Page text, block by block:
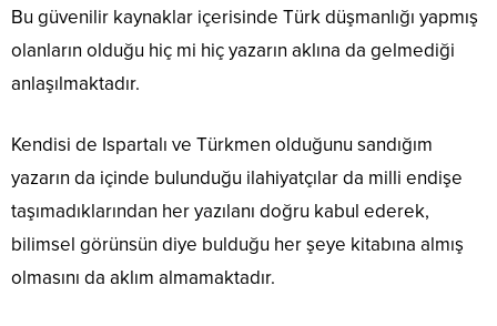
Bu güvenilir kaynaklar içerisinde Türk düşmanlığı yapmış
olanların olduğu hiç mi hiç yazarın aklına da gelmediği
anlaşılmaktadır.
Kendisi de Ispartalı ve Türkmen olduğunu sandığım
yazarın da içinde bulunduğu ilahiyatçılar da milli endişe
taşımadıklarından her yazılanı doğru kabul ederek,
bilimsel görünsün diye bulduğu her şeye kitabına almış
olmasını da aklım almamaktadır.